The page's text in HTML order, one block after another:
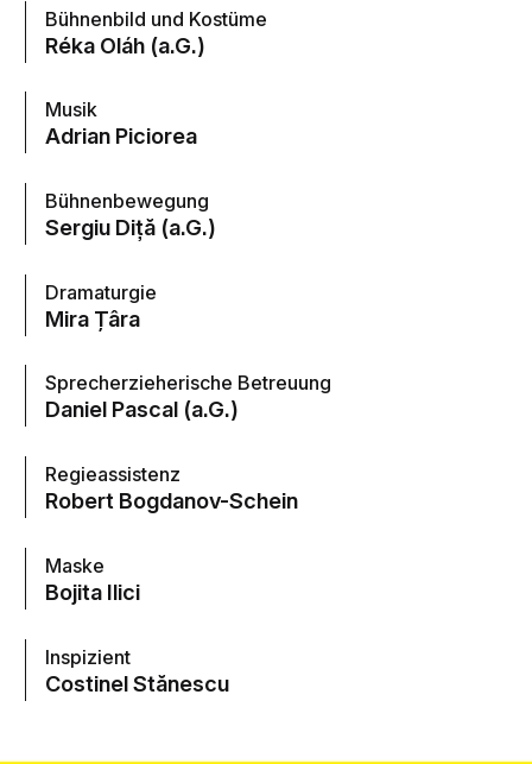
Bühnenbild und Kostüme
Réka Oláh (a.G.)
Musik
Adrian Piciorea
Bühnenbewegung
Sergiu Diță (a.G.)
Dramaturgie
Mira Țâra
Sprecherzieherische Betreuung
Daniel Pascal (a.G.)
Regieassistenz
Robert Bogdanov-Schein
Maske
Bojita Ilici
Inspizient
Costinel Stănescu